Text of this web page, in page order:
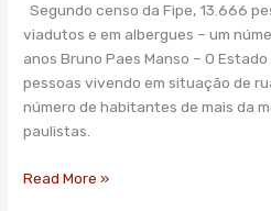
Segundo censo da Fipe, 13.666
viadutos e em albergues – um
anos Bruno Paes Manso – O
pessoas vivendo em situação de
número de habitantes de mais da
paulistas.
a
de
metade
dos
municípios
paulistas”
O
Read More »